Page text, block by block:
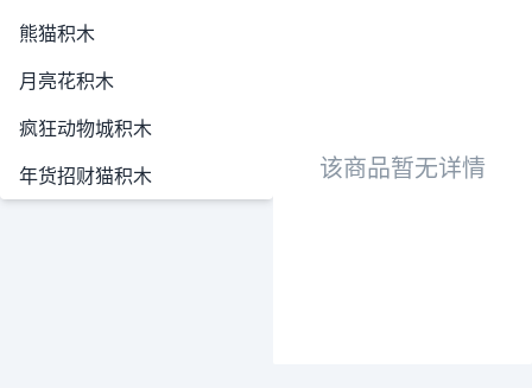
熊猫积木
月亮花积木
疯狂动物城积木
年货招财猫积木
该商品暂无详情